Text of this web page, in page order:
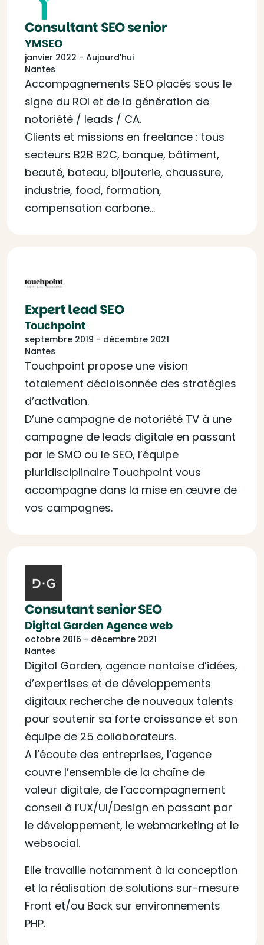
Consultant SEO senior
YMSEO
janvier 2022 - Aujourd'hui
Nantes
Accompagnements SEO placés sous le
signe du ROI et de la génération de
notoriété / leads / CA.
Clients et missions en freelance : tous
secteurs B2B B2C, banque, bâtiment,
beauté, bateau, bijouterie, chaussure,
industrie, food, formation,
compensation carbone…
Expert lead SEO
Touchpoint
septembre 2019 - décembre 2021
Nantes
Touchpoint propose une vision
totalement décloisonnée des stratégies
d’activation.
D’une campagne de notoriété TV à une
campagne de leads digitale en passant
par le SMO ou le SEO, l’équipe
pluridisciplinaire Touchpoint vous
accompagne dans la mise en œuvre de
vos campagnes.
Consutant senior SEO
Digital Garden Agence web
octobre 2016 - décembre 2021
Nantes
Digital Garden, agence nantaise d’idées,
d’expertises et de développements
digitaux recherche de nouveaux talents
pour soutenir sa forte croissance et son
équipe de 25 collaborateurs.
A l’écoute des entreprises, l’agence
couvre l’ensemble de la chaîne de
valeur digitale, de l’accompagnement
conseil à l’UX/UI/Design en passant par
le développement, le webmarketing et le
websocial.
Elle travaille notamment à la conception
et la réalisation de solutions sur-mesure
Front et/ou Back sur environnements
PHP.